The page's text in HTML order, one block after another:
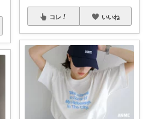
コレ いいね